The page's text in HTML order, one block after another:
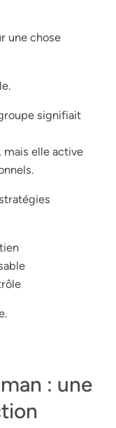
une chose
signifiait
mais elle active
: une